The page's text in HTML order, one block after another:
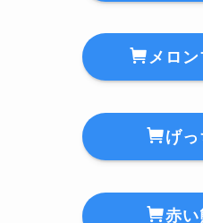
メロ
げっ
赤い